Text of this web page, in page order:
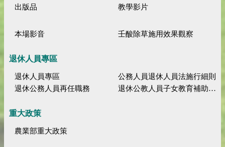
出版品
教學影片
本場影音 壬酸除草施用效果觀察
退休人員專區
退休人員專區
公務人員退休人員法施行細則
退休公務人員再任職務
退休公教人員子女教育補助規定
重大政策
農業部重大政策